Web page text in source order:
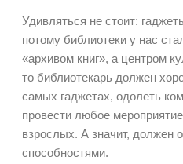
Удивляться не стоит:
потому библиотеки у нас
«архивом книг», а центром
то библиотекарь должен
самых гаджетах, одолеть
провести любое
взрослых. А значит, должен
способностями.